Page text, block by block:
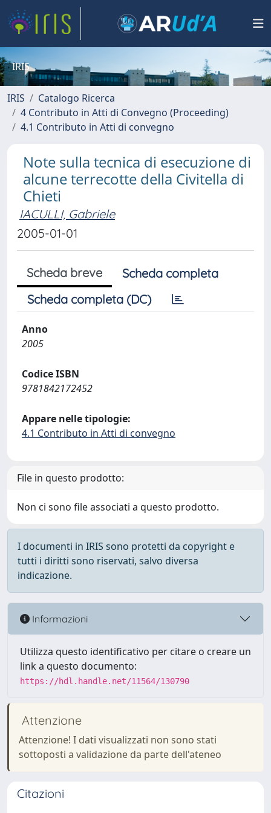
IRIS
IRIS
Catalogo Ricerca
4 Contributo in Atti di Convegno (Proceeding)
4.1 Contributo in Atti di convegno
Note sulla tecnica di esecuzione di
alcune terrecotte della Civitella di
Chieti
IACULLI, Gabriele
2005-01-01
Scheda breve
Scheda completa
Scheda completa (DC)
Anno
2005
Codice ISBN
9781842172452
Appare nelle tipologie:
4.1 Contributo in Atti di convegno
File in questo prodotto:
Non ci sono file associati a questo prodotto.
I documenti in IRIS sono protetti da copyright e
tutti i diritti sono riservati, salvo diversa
indicazione.
Informazioni
Utilizza questo identificativo per citare o creare un
link a questo documento:
https://hdl.handle.net/11564/130790
Attenzione
Attenzione! I dati visualizzati non sono stati
sottoposti a validazione da parte dell'ateneo
Citazioni